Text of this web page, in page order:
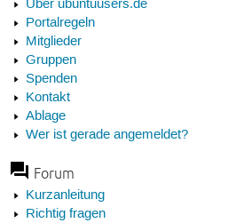
Über ubuntuusers.de
Portalregeln
Mitglieder
Gruppen
Spenden
Kontakt
Ablage
Wer ist gerade angemeldet?
Forum
Kurzanleitung
Richtig fragen